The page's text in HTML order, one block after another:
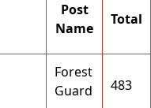
Post
Name
Total
Forest
Guard
483